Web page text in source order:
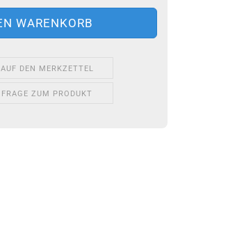
AUF DEN MERKZETTEL
FRAGE ZUM PRODUKT